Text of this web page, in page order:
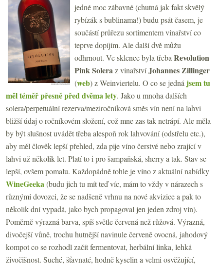
jedné moc zábavné (chutná jak fakt skvělý
rybízák s bublinama!) budu psát časem, je
součástí průřezu sortimentem vinařství co
teprve dopíjím. Ale další dvě můžu
odhrnout. Ve sklence byla třeba Revolution
Pink Soleraz vinařstvíJohannes Zillinger
(web) z Weinviertelu. O co se jedná jsem tu
měl téměř přesně před dvěma lety. Jako u mnoha dalších
solera/perpetuální rezerva/meziročníková směs vín není na lahvi
bližší údaj o ročníkovém složení, což mne zas tak netrápí. Ale měla
by být slušnost uvádět třeba alespoň rok lahvování (odstřelu etc.),
aby měl člověk lepší přehled, zda pije víno čerstvé nebo zrající v
lahvi už několik let. Platí to i pro šampaňská, sherry a tak. Stav se
lepší, ovšem pomalu. Každopádně tohle je víno z aktuální nabídky
WineGeeka(budu jich tu mít teď víc, mám to vždy v nárazech s
různými dovozci, že se nadšeně vrhnu na nové akvizice a pak to
několik dní vypadá, jako bych propagoval jen jeden zdroj vín).
Poměrně výrazná barva, spíš světle červená než růžová. Výrazná,
divočejší vůně, trochu hutnější navinule červeně ovocná, jahodový
kompot co se rozhodl začít fermentovat, herbální linka, lehká
živočišnost. Suché, šťavnaté, hodně kyselin a velmi osvěžující,